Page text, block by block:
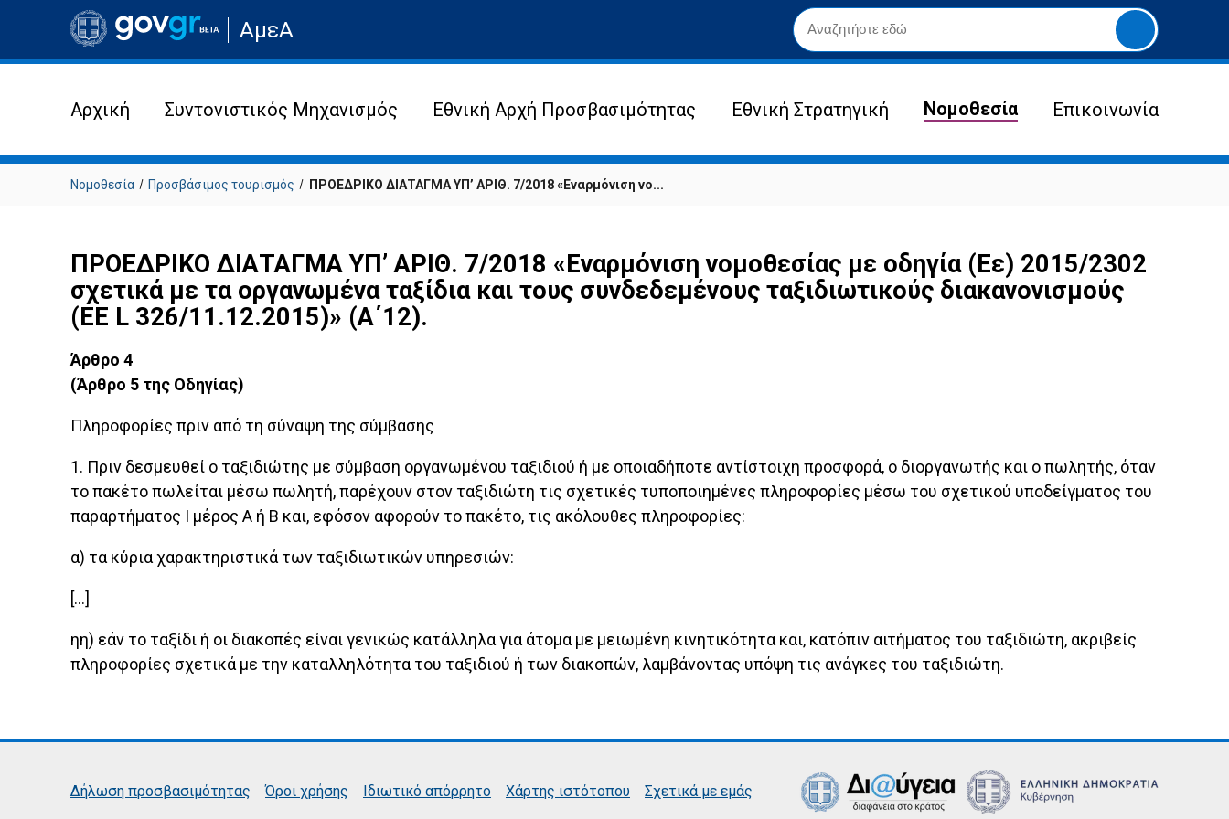
Μετάβαση
στην
σελίδα
ιστότοπου
ΑμεΑ
Yποβολή
αναζήτησης
Αρχική Συντονιστικός Μηχανισμός Εθνική Αρχή Προσβασιμότητας Εθνική Στρατηγική Νομοθεσία Επικοινωνία
Νομοθεσία Προσβάσιμος τουρισμός ΠΡΟΕΔΡΙΚΟ ΔΙΑΤΑΓΜΑ ΥΠ’ ΑΡΙΘ. 7/2018 «Εναρμόνιση νο...
ΠΡΟΕΔΡΙΚΟ ΔΙΑΤΑΓΜΑ ΥΠ’ ΑΡΙΘ. 7/2018 «Εναρμόνιση νομοθεσίας με οδηγία (Εε) 2015/2302
σχετικά με τα οργανωμένα ταξίδια και τους συνδεδεμένους ταξιδιωτικούς διακανονισμούς
(ΕΕ L 326/11.12.2015)» (Α΄12).
Άρθρο 4
(Άρθρο 5 της Οδηγίας)
Πληροφορίες πριν από τη σύναψη της σύμβασης
1. Πριν δεσμευθεί ο ταξιδιώτης με σύμβαση οργανωμένου ταξιδιού ή με οποιαδήποτε αντίστοιχη προσφορά, ο διοργανωτής και ο πωλητής, όταν
το πακέτο πωλείται μέσω πωλητή, παρέχουν στον ταξιδιώτη τις σχετικές τυποποιημένες πληροφορίες μέσω του σχετικού υποδείγματος του
παραρτήματος I μέρος Α ή Β και, εφόσον αφορούν το πακέτο, τις ακόλουθες πληροφορίες:
α) τα κύρια χαρακτηριστικά των ταξιδιωτικών υπηρεσιών:
[…]
ηη) εάν το ταξίδι ή οι διακοπές είναι γενικώς κατάλληλα για άτομα με μειωμένη κινητικότητα και, κατόπιν αιτήματος του ταξιδιώτη, ακριβείς
πληροφορίες σχετικά με την καταλληλότητα του ταξιδιού ή των διακοπών, λαμβάνοντας υπόψη τις ανάγκες του ταξιδιώτη.
Δήλωση προσβασιμότητας Όροι χρήσης Ιδιωτικό απόρρητο Χάρτης ιστότοπου Σχετικά με εμάς